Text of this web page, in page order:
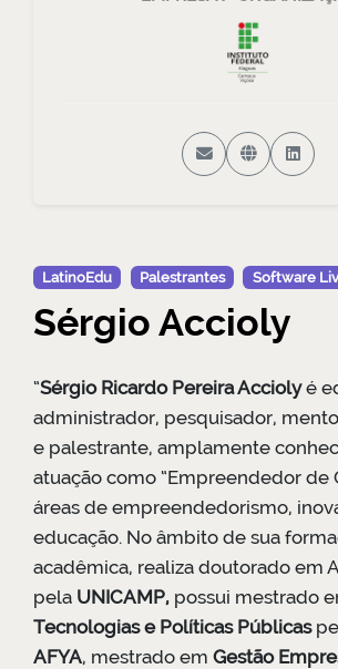
LatinoEdu Palestrantes Software
Sérgio Accioly
“Sérgio Ricardo Pereira Acciolyé
administrador, pesquisador,
e palestrante, amplamente
atuação como “Empreendedor de
áreas de empreendedorismo,
educação. No âmbito de sua
acadêmica, realiza doutorado em
pela UNICAMP,possui mestrado
Tecnologias e Políticas Públicas
AFYA, mestrado em Gestão